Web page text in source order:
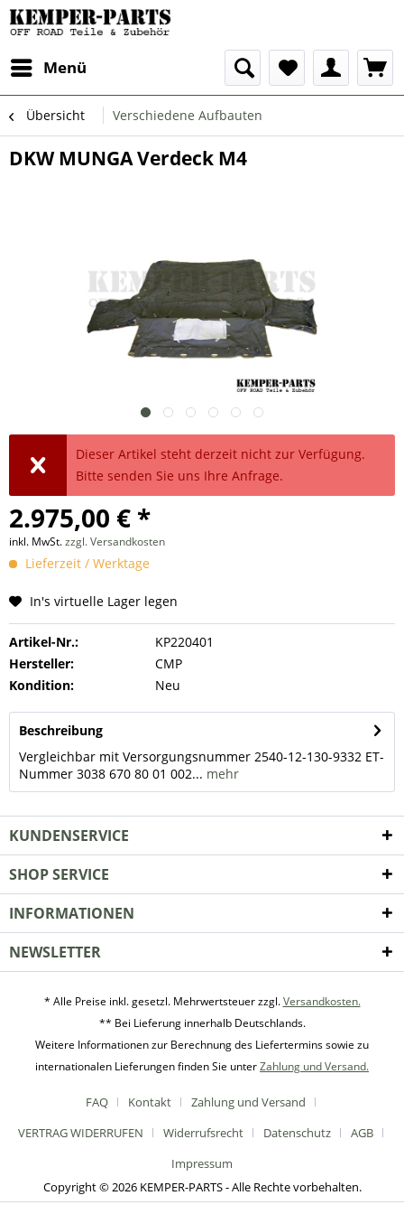
Menü
Übersicht Verschiedene Aufbauten
DKW MUNGA Verdeck M4
Dieser Artikel steht derzeit nicht zur Verfügung.
Bitte senden Sie uns Ihre Anfrage.
2.975,00 € *
inkl. MwSt.zzgl. Versandkosten
Lieferzeit / Werktage
In's virtuelle Lager legen
Artikel-Nr.:
KP220401
Hersteller:
CMP
Kondition:
Neu
Beschreibung
Vergleichbar mit Versorgungsnummer 2540-12-130-9332 ET-
Nummer 3038 670 80 01 002... mehr
KUNDENSERVICE
SHOP SERVICE
INFORMATIONEN
NEWSLETTER
* Alle Preise inkl. gesetzl. Mehrwertsteuer zzgl.Versandkosten.
** Bei Lieferung innerhalb Deutschlands.
Weitere Informationen zur Berechnung des Liefertermins sowie zu
internationalen Lieferungen finden Sie unterZahlung und Versand.
FAQ Kontakt
Zahlung und Versand
VERTRAG WIDERRUFEN
Widerrufsrecht Datenschutz
AGB
Impressum
Copyright © 2026 KEMPER-PARTS - Alle Rechte vorbehalten.